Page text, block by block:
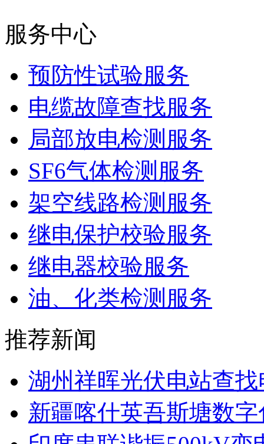
服务中心
预防性试验服务
电缆故障查找服务
局部放电检测服务
SF6气体检测服务
架空线路检测服务
继电保护校验服务
继电器校验服务
油、化类检测服务
推荐新闻
湖州祥晖光伏电站查找
新疆喀什英吾斯塘数